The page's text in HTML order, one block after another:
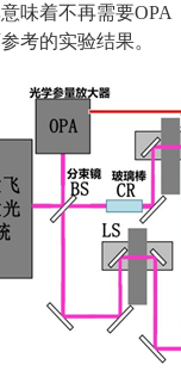
味着不再需要OPA
考的实验结果。